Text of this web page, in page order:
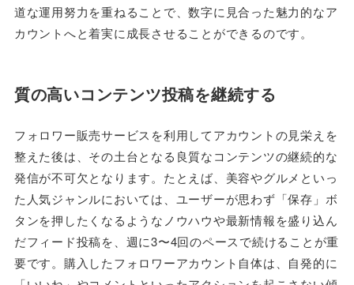
道な運用努力を重ねることで、数字に見合った魅力的なア
カウントへと着実に成長させることができるのです。
質の高いコンテンツ投稿を継続する
フォロワー販売サービスを利用してアカウントの見栄えを
整えた後は、その土台となる良質なコンテンツの継続的な
発信が不可欠となります。たとえば、美容やグルメといっ
た人気ジャンルにおいては、ユーザーが思わず「保存」ボ
タンを押したくなるようなノウハウや最新情報を盛り込ん
だフィード投稿を、週に3〜4回のペースで続けることが重
要です。購入したフォロワーアカウント自体は、自発的に